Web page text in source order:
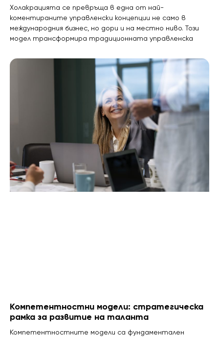
Холакрацията се превръща в една от най-
коментираните управленски концепции не само в
международния бизнес, но дори и на местно ниво. Този
модел трансформира традиционната управленска
Компетентностни модели: стратегическа
рамка за развитие на таланта
Компетентностните модели са фундаментален